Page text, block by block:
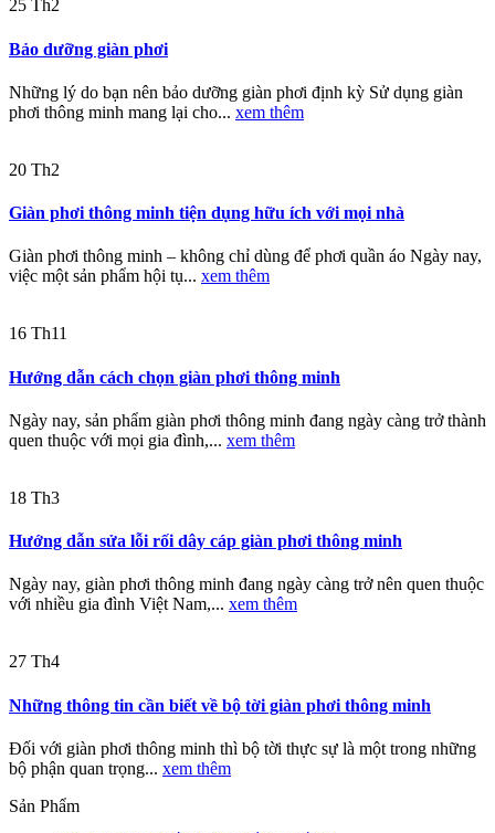
25 Th2
Bảo dưỡng giàn phơi
Những lý do bạn nên bảo dưỡng giàn phơi định kỳ Sử dụng giàn
phơi thông minh mang lại cho... xem thêm
20 Th2
Giàn phơi thông minh tiện dụng hữu ích với mọi nhà
Giàn phơi thông minh – không chỉ dùng để phơi quần áo Ngày nay,
việc một sản phẩm hội tụ... xem thêm
16 Th11
Hướng dẫn cách chọn giàn phơi thông minh
Ngày nay, sản phẩm giàn phơi thông minh đang ngày càng trở thành
quen thuộc với mọi gia đình,... xem thêm
18 Th3
Hướng dẫn sửa lỗi rối dây cáp giàn phơi thông minh
Ngày nay, giàn phơi thông minh đang ngày càng trở nên quen thuộc
với nhiều gia đình Việt Nam,... xem thêm
27 Th4
Những thông tin cần biết về bộ tời giàn phơi thông minh
Đối với giàn phơi thông minh thì bộ tời thực sự là một trong những
bộ phận quan trọng... xem thêm
Sản Phẩm